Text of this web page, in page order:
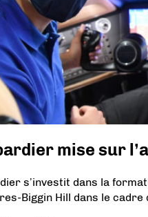
mise sur
s’investit dans la
Biggin Hill dans le cadre